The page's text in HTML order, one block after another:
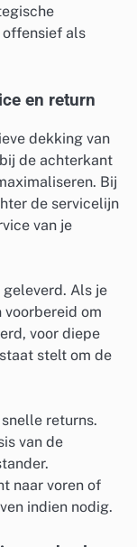
offensief als
en return
dekking van
de achterkant
Bij
de servicelijn
van je
Als je
om
voor diepe
stelt om de
returns.
van de
naar voren of
indien nodig.